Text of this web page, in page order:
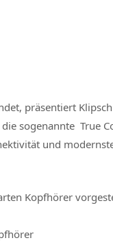
präsentiert
sogenannte True
und
Kopfhörer